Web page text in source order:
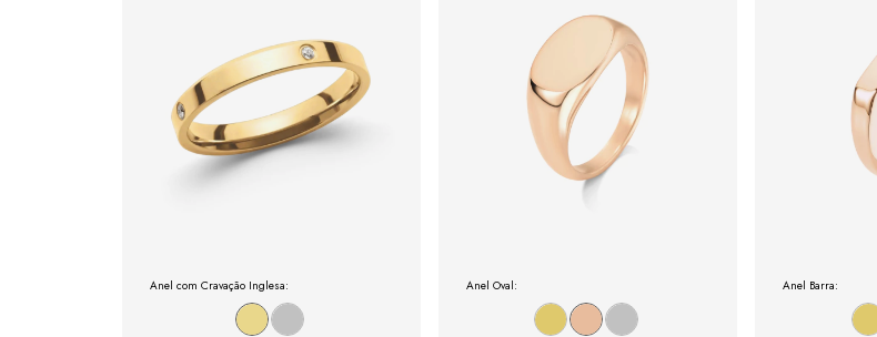
Anel com Cravação Inglesa: Anel Oval: Anel Barra: